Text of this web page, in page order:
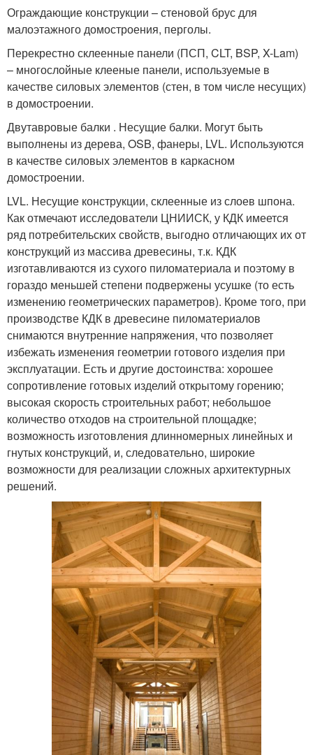
Ограждающие конструкции – стеновой брус для
малоэтажного домостроения, перголы.
Перекрестно склеенные панели (ПСП, CLT, BSP, X-Lam)
– многослойные клееные панели, используемые в
качестве силовых элементов (стен, в том числе несущих)
в домостроении.
Двутавровые балки . Несущие балки. Могут быть
выполнены из дерева, OSB, фанеры, LVL. Используются
в качестве силовых элементов в каркасном
домостроении.
LVL. Несущие конструкции, склеенные из слоев шпона.
Как отмечают исследователи ЦНИИСК, у КДК имеется
ряд потребительских свойств, выгодно отличающих их от
конструкций из массива древесины, т.к. КДК
изготавливаются из сухого пиломатериала и поэтому в
гораздо меньшей степени подвержены усушке (то есть
изменению геометрических параметров). Кроме того, при
производстве КДК в древесине пиломатериалов
снимаются внутренние напряжения, что позволяет
избежать изменения геометрии готового изделия при
эксплуатации. Есть и другие достоинства: хорошее
сопротивление готовых изделий открытому горению;
высокая скорость строительных работ; небольшое
количество отходов на строительной площадке;
возможность изготовления длинномерных линейных и
гнутых конструкций, и, следовательно, широкие
возможности для реализации сложных архитектурных
решений.